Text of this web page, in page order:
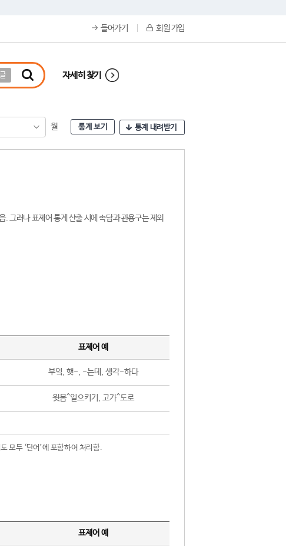
들어가기 회원 가입
자세히 찾기
월 통계 보기 통계 내려받기
그러나 표제어 통계 산출 시에 속담과 관용구는 제외
표제어 예
부엌, 햇-, -는데, 생각-하다
윗몸^일으키기, 고가^도로
모두 ‘단어’에 포함하여 처리함.
표제어 예